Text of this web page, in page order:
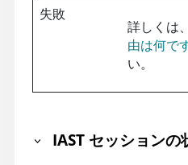
失敗
詳しくは
由は何で
い。
IAST セッションの